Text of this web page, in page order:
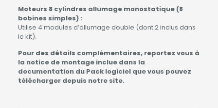
Moteurs 8 cylindres allumage monostatique (8
bobines simples) :
Utilise 4 modules d’allumage double (dont 2 inclus dans
le kit).
Pour des détails complémentaires, reportez vous à
la notice de montage inclue dans la
documentation du Pack logiciel que vous pouvez
télécharger depuis notre site.